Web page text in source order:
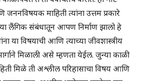
माहिती त्यांना उत्तम प्रकारे
लैंगिक संबंधातून आपण निर्माण झालो हे
या विषयाची आणि त्याच्या जीवशास्त्रीय
मिळाली असे म्हणता येईल. जुन्या काळी
मिळे ती अश्लील परिहासाचा विषय आणि